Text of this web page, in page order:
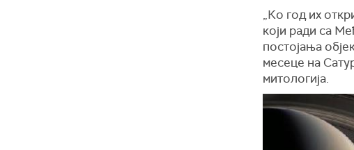
„Ко год их
који ради са
постојања
месеце на
митологија.